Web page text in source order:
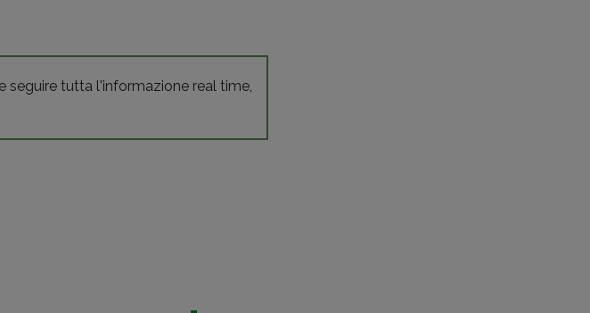
seguire tutta l'informazione real time,